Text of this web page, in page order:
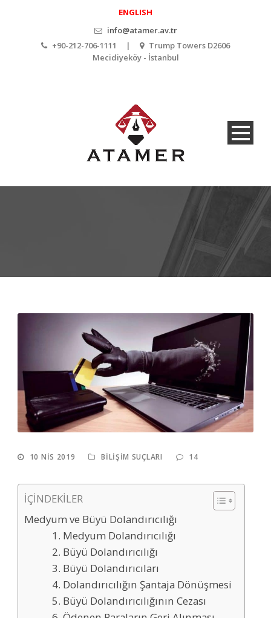
ENGLISH
info@atamer.av.tr
+90-212-706-1111 |
Trump Towers D2606
Mecidiyeköy - İstanbul
10 NIS 2019 BILIŞIM SUÇLARI 14
İÇİNDEKİLER
Medyum ve Büyü Dolandırıcılığı
1. Medyum Dolandırıcılığı
2. Büyü Dolandırıcılığı
3. Büyü Dolandırıcıları
4. Dolandırıcılığın Şantaja Dönüşmesi
5. Büyü Dolandırıcılığının Cezası